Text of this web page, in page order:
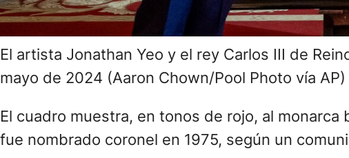
El artista Jonathan Yeo y el rey Carlos III de
mayo de 2024 (Aaron Chown/Pool Photo vía AP)
El cuadro muestra, en tonos de rojo, al
fue nombrado coronel en 1975, según un